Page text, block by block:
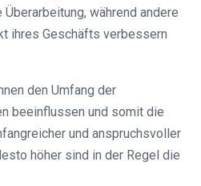
während andere
ihres Geschäfts verbessern
den Umfang der
beeinflussen und somit die
und anspruchsvoller
höher sind in der Regel die